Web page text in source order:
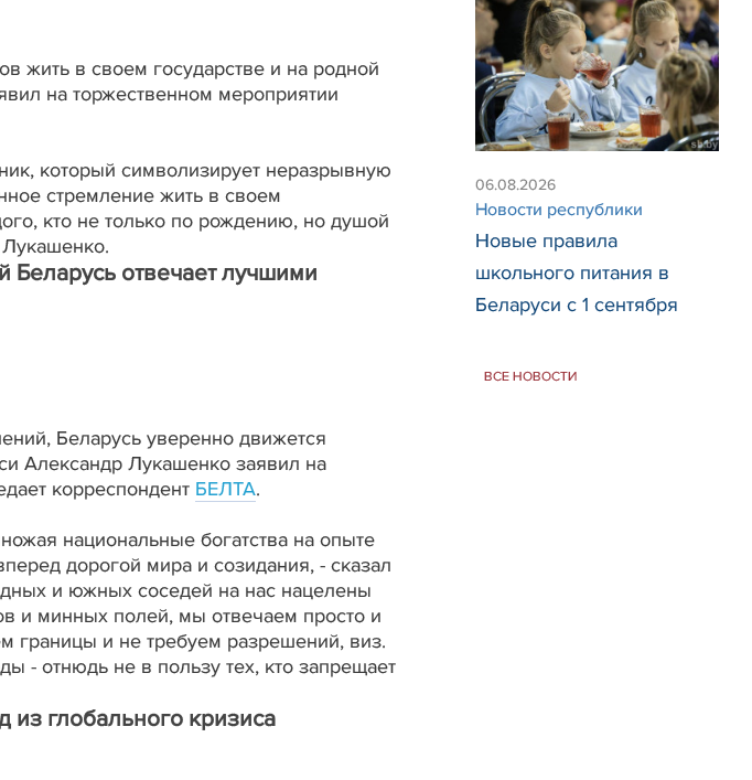
жить в своем государстве и на родной
на торжественном мероприятии
который символизирует неразрывную
стремление жить в своем
кто не только по рождению, но душой
Беларусь отвечает лучшими
Беларусь уверенно движется
Александр Лукашенко заявил на
корреспондент БЕЛТА.
национальные богатства на опыте
дорогой мира и созидания, - сказал
и южных соседей на нас нацелены
и минных полей, мы отвечаем просто и
границы и не требуем разрешений, виз.
- отнюдь не в пользу тех, кто запрещает
глобального кризиса
06.08.2026
Новости республики
Новые правила
школьного питания в
Беларуси с 1 сентября
ВСЕ НОВОСТИ